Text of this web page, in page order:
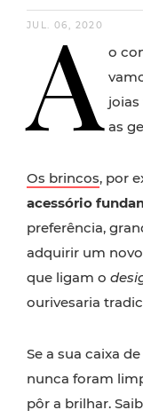
JUL. 06, 2020
A o
as
Os brincos, por
acessório
preferência,
adquirir um
que ligam o
ourivesaria
Se a sua caixa
nunca foram
pôr a brilhar.